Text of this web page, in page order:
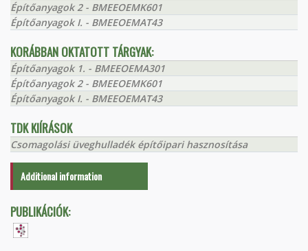
Építőanyagok 2 - BMEEOEMK601
Építőanyagok I. - BMEEOEMAT43
KORÁBBAN OKTATOTT TÁRGYAK:
Építőanyagok 1. - BMEEOEMA301
Építőanyagok 2 - BMEEOEMK601
Építőanyagok I. - BMEEOEMAT43
TDK KIÍRÁSOK
Csomagolási üveghulladék építőipari hasznosítása
Additional information
PUBLIKÁCIÓK: